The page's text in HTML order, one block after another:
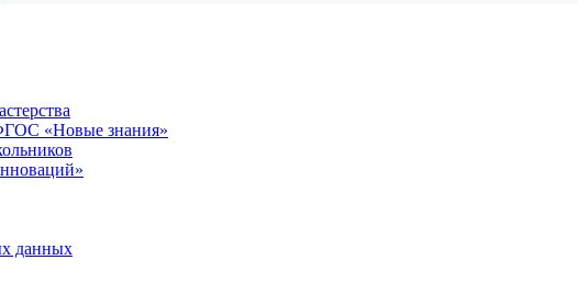
«Новые знания»
данных